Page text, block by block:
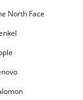
North Face